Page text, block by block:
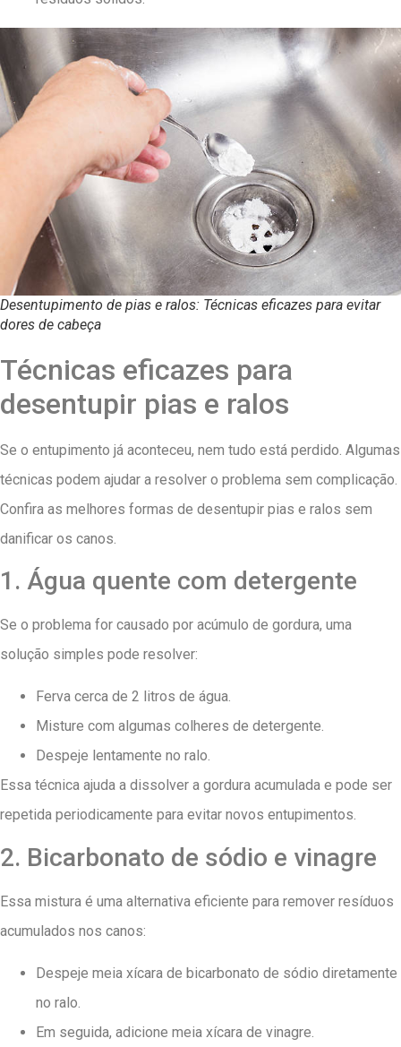
Desentupimento de pias e ralos: Técnicas eficazes para evitar
dores de cabeça
Técnicas eficazes para
desentupir pias e ralos
Se o entupimento já aconteceu, nem tudo está perdido. Algumas
técnicas podem ajudar a resolver o problema sem complicação.
Confira as melhores formas de desentupir pias e ralos sem
danificar os canos.
1. Água quente com detergente
Se o problema for causado por acúmulo de gordura, uma
solução simples pode resolver:
Ferva cerca de 2 litros de água.
Misture com algumas colheres de detergente.
Despeje lentamente no ralo.
Essa técnica ajuda a dissolver a gordura acumulada e pode ser
repetida periodicamente para evitar novos entupimentos.
2. Bicarbonato de sódio e vinagre
Essa mistura é uma alternativa eficiente para remover resíduos
acumulados nos canos:
Despeje meia xícara de bicarbonato de sódio diretamente
no ralo.
Em seguida, adicione meia xícara de vinagre.